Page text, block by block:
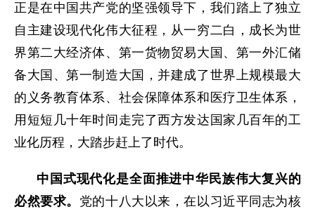
正是在中国共产党的坚强领导下，我们踏上了独立
自主建设现代化伟大征程，从一穷二白，成长为世
界第二大经济体、第一货物贸易大国、第一外汇储
备大国、第一制造大国，并建成了世界上规模最大
的义务教育体系、社会保障体系和医疗卫生体系，
用短短几十年时间走完了西方发达国家几百年的工
业化历程，大踏步赶上了时代。
中国式现代化是全面推进中华民族伟大复兴的
必然要求。 党的十八大以来，在以习近平同志为核